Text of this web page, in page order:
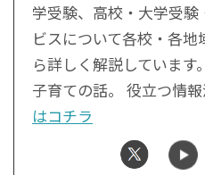
学受験、高校・大学受
ビスについて各校・各
ら詳しく解説しています
子育ての話。 役立つ情報
はコチラ